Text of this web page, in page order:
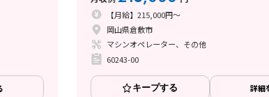
【月給】215,000円～
岡山県倉敷市
マシンオペレーター、その他
60243-00
キープする 詳細